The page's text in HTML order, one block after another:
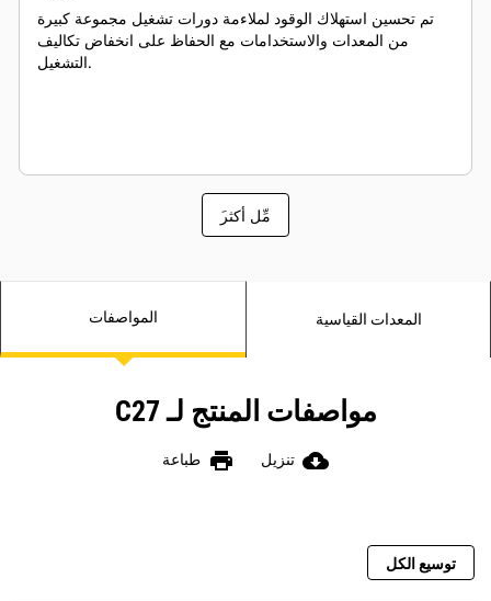
تم تحسين استهلاك الوقود لملاءمة دورات تشغيل مجموعة كبيرة
من المعدات والاستخدامات مع الحفاظ على انخفاض تكاليف
التشغيل.
َمِّل أكثر
المواصفات المعدات القياسية
مواصفات المنتج لـ C27
cloud_download تنزيل print طباعة
توسيع الكل